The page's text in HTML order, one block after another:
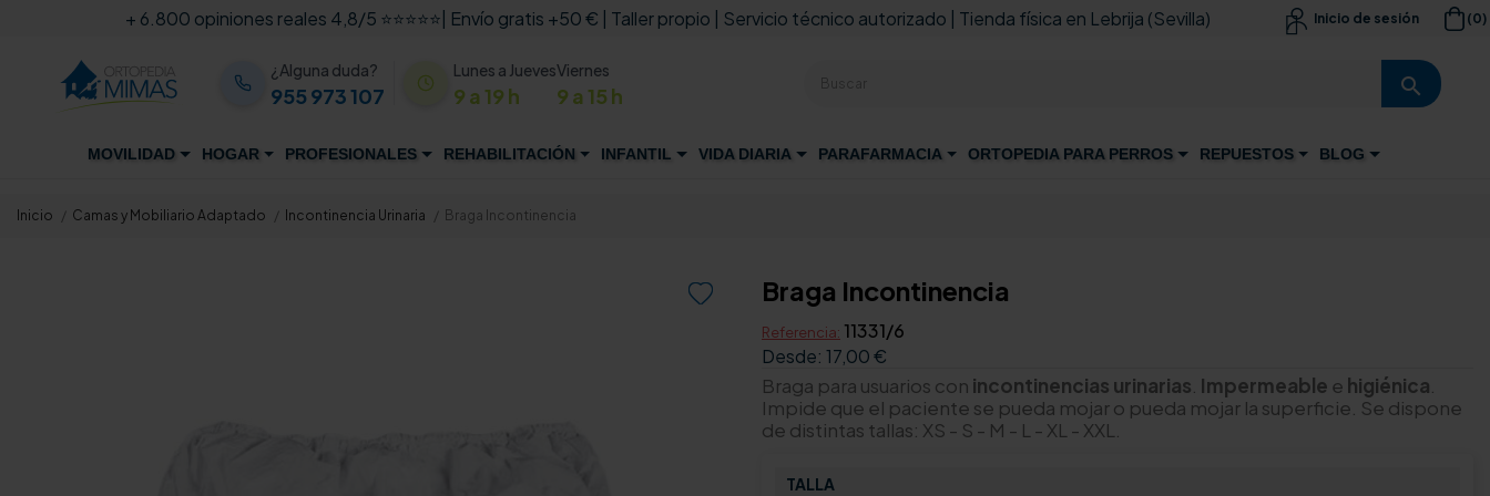
+ 6.800 opiniones reales 4,8/5 ⭐⭐⭐⭐⭐| Envío gratis +50 € | Taller propio | Servicio técnico autorizado | Tienda física en Lebrija (Sevilla)  Inicio de sesión (0)
¿Alguna duda?
955 973 107
Lunes a Jueves
9 a 19 h
Viernes
9 a 15 h search
MOVILIDAD HOGAR PROFESIONALES REHABILITACIÓN INFANTIL VIDA DIARIA PARAFARMACIA ORTOPEDIA PARA PERROS REPUESTOS BLOG
Inicio Camas y Mobiliario Adaptado Incontinencia Urinaria Braga Incontinencia
 Braga Incontinencia
Referencia: 11331/6
Desde: 17,00 €
Braga para usuarios con incontinencias urinarias Impermeable e higiénica
Impide que el paciente se pueda mojar o pueda mojar la superficie. Se dispone
de distintas tallas: XS - S - M - L - XL - XXL.
TALLA